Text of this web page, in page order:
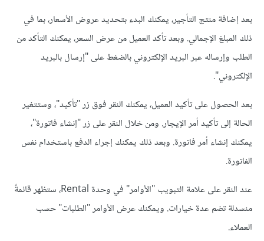
بعد إضافة منتج التأجير، يمكنك البدء بتحديد عروض الأسعار، بما في
ذلك المبلغ الإجمالي. وبعد تأكد العميل من عرض السعر، يمكنك التأكد من
الطلب وإرساله عبر البريد الإلكتروني بالضغط على "إرسال بالبريد
الإلكتروني".
بعد الحصول على تأكيد العميل، يمكنك النقر فوق زر "تأكيد"، وستتغير
الحالة إلى تأكيد أمر الإيجار. ومن خلال النقر على زر "إنشاء فاتورة"،
يمكنك إنشاء أمر فاتورة. وبعد ذلك يمكنك إجراء الدفع باستخدام نفس
الفاتورة.
عند النقر على علامة التبويب "الأوامر" في وحدة Rental، ستظهر قائمةٌ
منسدلة تضم عدة خيارات. ويمكنك عرض الأوامر "الطلبات" حسب
العملاء.